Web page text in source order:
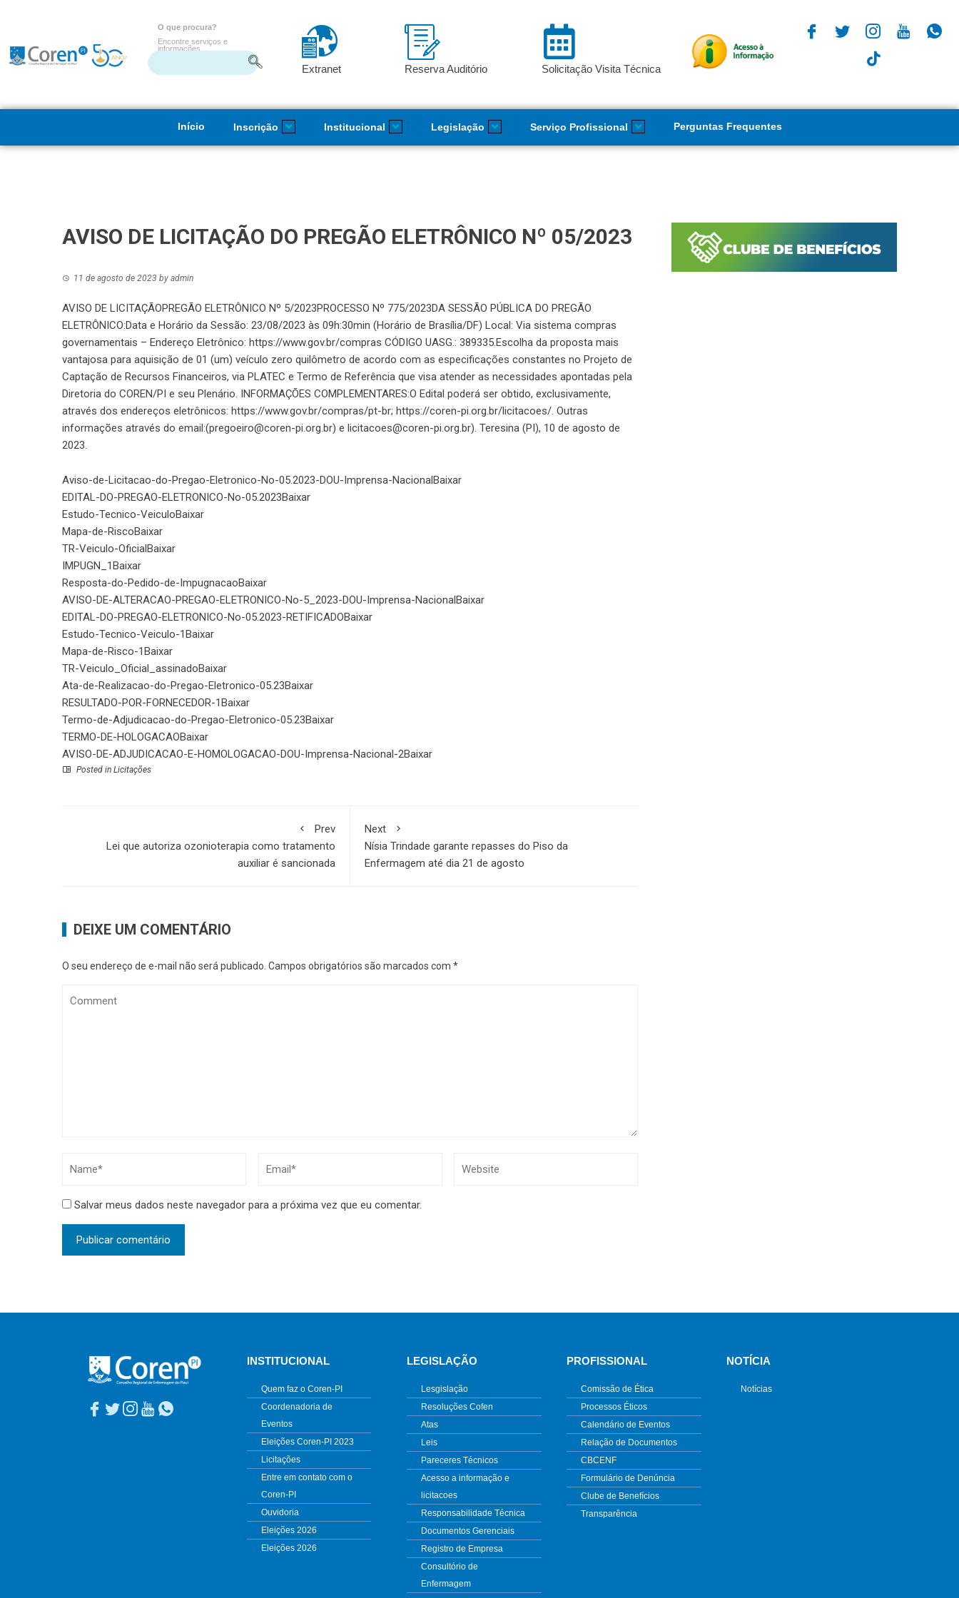
O que procura?
Encontre serviços e
informações
Extranet Reserva Auditório Solicitação Visita Técnica
Início Inscrição Institucional Legislação Serviço Profissional Perguntas Frequentes
AVISO DE LICITAÇÃO DO PREGÃO ELETRÔNICO Nº 05/2023
11 de agosto de 2023 by admin
AVISO DE LICITAÇÃOPREGÃO ELETRÔNICO Nº 5/2023PROCESSO Nº 775/2023DA SESSÃO PÚBLICA DO PREGÃO
ELETRÔNICO:Data e Horário da Sessão: 23/08/2023 às 09h:30min (Horário de Brasília/DF) Local: Via sistema compras
governamentais – Endereço Eletrônico: https://www.gov.br/compras CÓDIGO UASG.: 389335.Escolha da proposta mais
vantajosa para aquisição de 01 (um) veículo zero quilômetro de acordo com as especificações constantes no Projeto de
Captação de Recursos Financeiros, via PLATEC e Termo de Referência que visa atender as necessidades apontadas pela
Diretoria do COREN/PI e seu Plenário. INFORMAÇÕES COMPLEMENTARES:O Edital poderá ser obtido, exclusivamente,
através dos endereços eletrônicos: https://www.gov.br/compras/pt-br; https://coren-pi.org.br/licitacoes/. Outras
informações através do email:(pregoeiro@coren-pi.org.br) e licitacoes@coren-pi.org.br). Teresina (PI), 10 de agosto de
2023.
Aviso-de-Licitacao-do-Pregao-Eletronico-No-05.2023-DOU-Imprensa-NacionalBaixar
EDITAL-DO-PREGAO-ELETRONICO-No-05.2023Baixar
Estudo-Tecnico-VeiculoBaixar
Mapa-de-RiscoBaixar
TR-Veiculo-OficialBaixar
IMPUGN_1Baixar
Resposta-do-Pedido-de-ImpugnacaoBaixar
AVISO-DE-ALTERACAO-PREGAO-ELETRONICO-No-5_2023-DOU-Imprensa-NacionalBaixar
EDITAL-DO-PREGAO-ELETRONICO-No-05.2023-RETIFICADOBaixar
Estudo-Tecnico-Veiculo-1Baixar
Mapa-de-Risco-1Baixar
TR-Veiculo_Oficial_assinadoBaixar
Ata-de-Realizacao-do-Pregao-Eletronico-05.23Baixar
RESULTADO-POR-FORNECEDOR-1Baixar
Termo-de-Adjudicacao-do-Pregao-Eletronico-05.23Baixar
TERMO-DE-HOLOGACAOBaixar
AVISO-DE-ADJUDICACAO-E-HOMOLOGACAO-DOU-Imprensa-Nacional-2Baixar
Posted in Licitações
Prev
Lei que autoriza ozonioterapia como tratamento
auxiliar é sancionada
Next
Nísia Trindade garante repasses do Piso da
Enfermagem até dia 21 de agosto
DEIXE UM COMENTÁRIO
O seu endereço de e-mail não será publicado. Campos obrigatórios são marcados com *
Salvar meus dados neste navegador para a próxima vez que eu comentar.
INSTITUCIONAL
Quem faz o Coren-PI
Coordenadoria de
Eventos
Eleições Coren-PI 2023
Licitações
Entre em contato com o
Coren-PI
Ouvidoria
Eleições 2026
Eleições 2026
LEGISLAÇÃO
Lesgislação
Resoluções Cofen
Atas
Leis
Pareceres Técnicos
Acesso a informação e
licitacoes
Responsabilidade Técnica
Documentos Gerenciais
Registro de Empresa
Consultório de
Enfermagem
PROFISSIONAL
Comissão de Ética
Processos Éticos
Calendário de Eventos
Relação de Documentos
CBCENF
Formulário de Denúncia
Clube de Benefícios
Transparência
NOTÍCIA
Notícias